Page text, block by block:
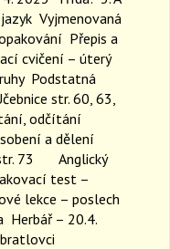
Vyjmenovaná
Přepis a
cvičení – úterý
Podstatná
str. 60, 63,
odčítání
a dělení
str. 73 Anglický
test –
lekce – poslech
– 20.4.
Obratlovci